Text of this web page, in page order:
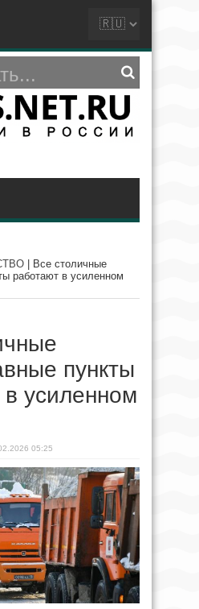
Все столичные
работают в усиленном
пункты
усиленном
05:25